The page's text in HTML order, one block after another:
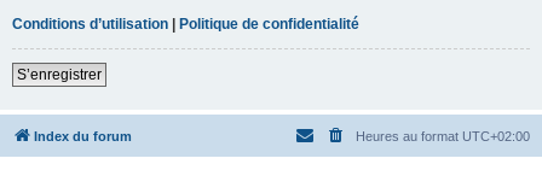
Conditions d’utilisation | Politique de confidentialité
S’enregistrer
Index du forum Heures au format UTC+02:00